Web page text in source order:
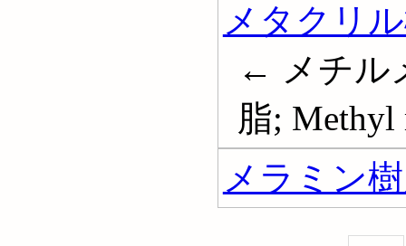
メタクリ
← メチル
脂; Methyl
メラミン